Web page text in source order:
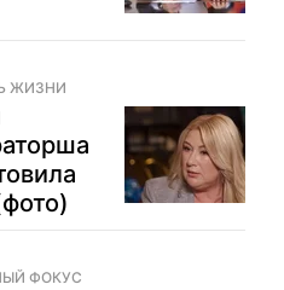
ЖИЗНИ
ФОКУС